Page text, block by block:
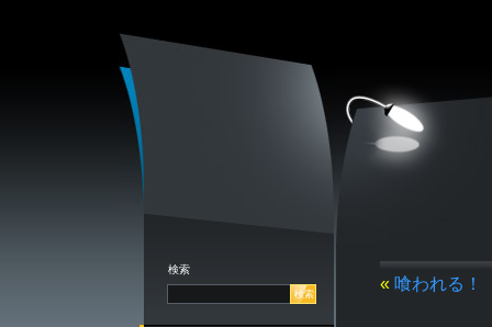
« 喰われる！
検索